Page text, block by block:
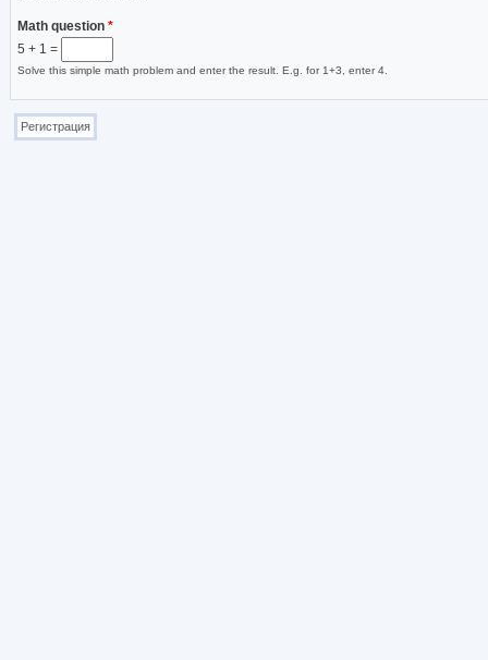
Math question *
5 + 1 =
Solve this simple math problem and enter the result. E.g. for 1+3, enter 4.